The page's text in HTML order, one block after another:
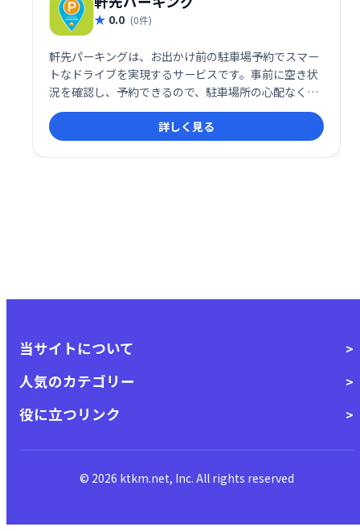
0.0 (0件)
軒先パーキングは、お出かけ前の駐車場予約でスマー
トなドライブを実現するサービスです。事前に空き状
況を確認し、予約できるので、駐車場所の心配なく安
心して目的地へ向かうことができます。スムーズな駐
車と、旅行やレジャーをより快適にサポートします。
詳しく見る
当サイトについて
人気のカテゴリー
役に立つリンク
© 2026 ktkm.net, Inc. All rights reserved